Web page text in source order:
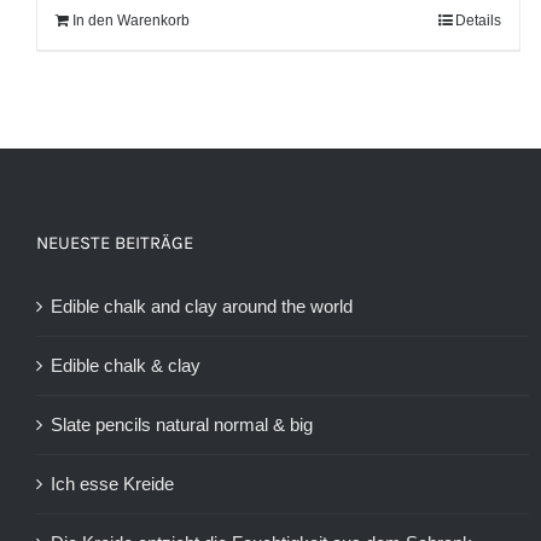
In den Warenkorb Details
NEUESTE BEITRÄGE
Edible chalk and clay around the world
Edible chalk & clay
Slate pencils natural normal & big
Ich esse Kreide